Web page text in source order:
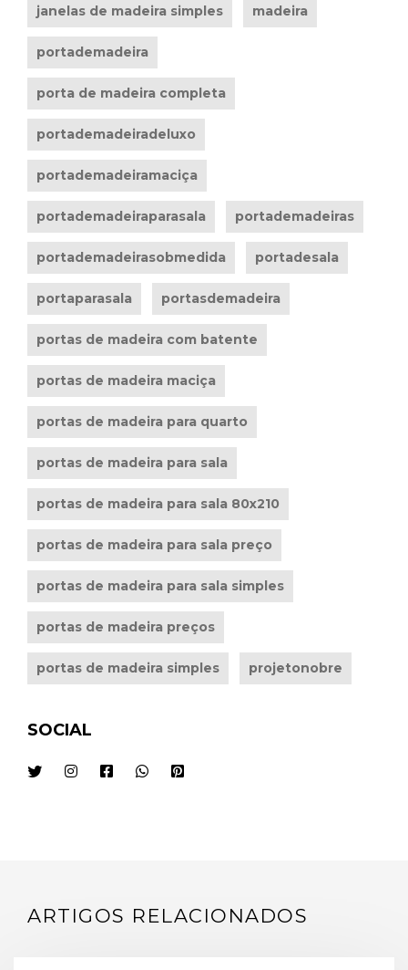
janelas de madeira simples madeira
portademadeira
porta de madeira completa
portademadeiradeluxo
portademadeiramaciça
portademadeiraparasala portademadeiras
portademadeirasobmedida portadesala
portaparasala portasdemadeira
portas de madeira com batente
portas de madeira maciça
portas de madeira para quarto
portas de madeira para sala
portas de madeira para sala 80x210
portas de madeira para sala preço
portas de madeira para sala simples
portas de madeira preços
portas de madeira simples projetonobre
SOCIAL
ARTIGOS RELACIONADOS